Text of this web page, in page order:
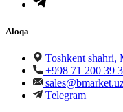
Aloqa
Toshkent shahri,
+998 71 200 39
Telegram